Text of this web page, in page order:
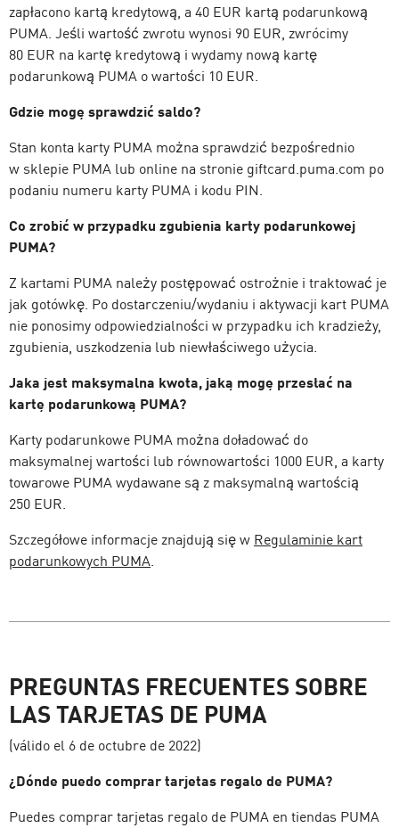
zapłacono kartą kredytową, a 40 EUR kartą podarunkową
PUMA. Jeśli wartość zwrotu wynosi 90 EUR, zwrócimy
80 EUR na kartę kredytową i wydamy nową kartę
podarunkową PUMA o wartości 10 EUR.
Gdzie mogę sprawdzić saldo?
Stan konta karty PUMA można sprawdzić bezpośrednio
w sklepie PUMA lub online na stronie giftcard.puma.com po
podaniu numeru karty PUMA i kodu PIN.
Co zrobić w przypadku zgubienia karty podarunkowej
PUMA?
Z kartami PUMA należy postępować ostrożnie i traktować je
jak gotówkę. Po dostarczeniu/wydaniu i aktywacji kart PUMA
nie ponosimy odpowiedzialności w przypadku ich kradzieży,
zgubienia, uszkodzenia lub niewłaściwego użycia.
Jaka jest maksymalna kwota, jaką mogę przesłać na
kartę podarunkową PUMA?
Karty podarunkowe PUMA można doładować do
maksymalnej wartości lub równowartości 1000 EUR, a karty
towarowe PUMA wydawane są z maksymalną wartością
250 EUR.
Szczegółowe informacje znajdują się w Regulaminie kart
podarunkowych PUMA.
PREGUNTAS FRECUENTES SOBRE
LAS TARJETAS DE PUMA
(válido el 6 de octubre de 2022)
¿Dónde puedo comprar tarjetas regalo de PUMA?
Puedes comprar tarjetas regalo de PUMA en tiendas PUMA